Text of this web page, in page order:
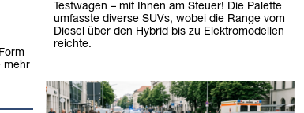
mehr
Testwagen – mit Ihnen am Steuer! Die Palette
umfasste diverse SUVs, wobei die Range vom
Diesel über den Hybrid bis zu Elektromodellen
reichte.